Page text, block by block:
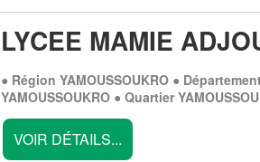
LYCEE MAMIE
● Région YAMOUSSOUKRO ●
YAMOUSSOUKRO ● Quartier
VOIR DÉTAILS...